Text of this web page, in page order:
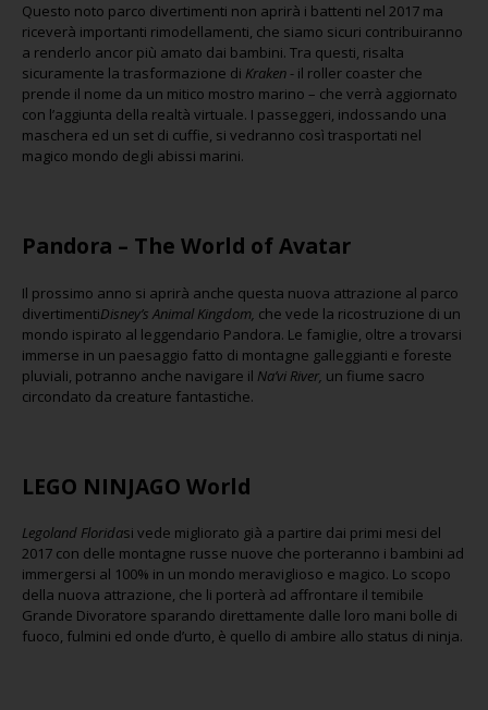
Questo noto parco divertimenti non aprirà i battenti nel 2017 ma
riceverà importanti rimodellamenti, che siamo sicuri contribuiranno
a renderlo ancor più amato dai bambini. Tra questi, risalta
sicuramente la trasformazione di Kraken - il roller coaster che
prende il nome da un mitico mostro marino – che verrà aggiornato
con l’aggiunta della realtà virtuale. I passeggeri, indossando una
maschera ed un set di cuffie, si vedranno così trasportati nel
magico mondo degli abissi marini.
Pandora – The World of Avatar
Il prossimo anno si aprirà anche questa nuova attrazione al parco
divertimentiDisney’s Animal Kingdom, che vede la ricostruzione di un
mondo ispirato al leggendario Pandora. Le famiglie, oltre a trovarsi
immerse in un paesaggio fatto di montagne galleggianti e foreste
pluviali, potranno anche navigare il Na’vi River, un fiume sacro
circondato da creature fantastiche.
LEGO NINJAGO World
Legoland Floridasi vede migliorato già a partire dai primi mesi del
2017 con delle montagne russe nuove che porteranno i bambini ad
immergersi al 100% in un mondo meraviglioso e magico. Lo scopo
della nuova attrazione, che li porterà ad affrontare il temibile
Grande Divoratore sparando direttamente dalle loro mani bolle di
fuoco, fulmini ed onde d’urto, è quello di ambire allo status di ninja.